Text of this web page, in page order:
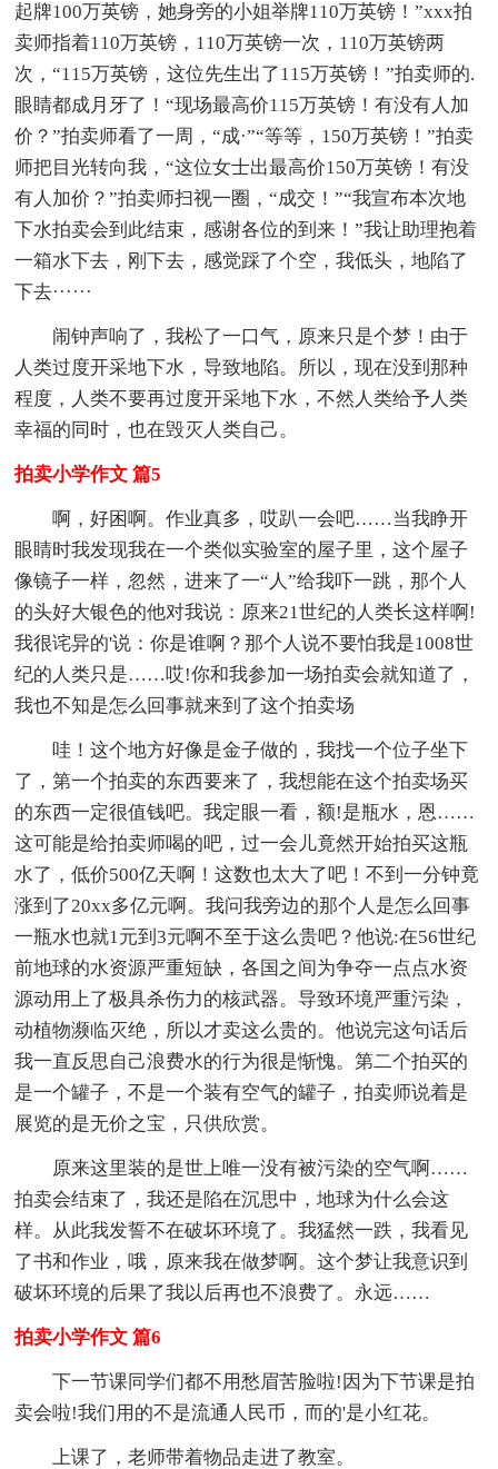
起牌100万英镑，她身旁的小姐举牌110万英镑！”xxx拍
卖师指着110万英镑，110万英镑一次，110万英镑两
次，“115万英镑，这位先生出了115万英镑！”拍卖师的.
眼睛都成月牙了！“现场最高价115万英镑！有没有人加
价？”拍卖师看了一周，“成·”“等等，150万英镑！”拍卖
师把目光转向我，“这位女士出最高价150万英镑！有没
有人加价？”拍卖师扫视一圈，“成交！”“我宣布本次地
下水拍卖会到此结束，感谢各位的到来！”我让助理抱着
一箱水下去，刚下去，感觉踩了个空，我低头，地陷了
下去······
闹钟声响了，我松了一口气，原来只是个梦！由于
人类过度开采地下水，导致地陷。所以，现在没到那种
程度，人类不要再过度开采地下水，不然人类给予人类
幸福的同时，也在毁灭人类自己。
拍卖小学作文 篇5
啊，好困啊。作业真多，哎趴一会吧……当我睁开
眼睛时我发现我在一个类似实验室的屋子里，这个屋子
像镜子一样，忽然，进来了一“人”给我吓一跳，那个人
的头好大银色的他对我说：原来21世纪的人类长这样啊!
我很诧异的'说：你是谁啊？那个人说不要怕我是1008世
纪的人类只是……哎!你和我参加一场拍卖会就知道了，
我也不知是怎么回事就来到了这个拍卖场
哇！这个地方好像是金子做的，我找一个位子坐下
了，第一个拍卖的东西要来了，我想能在这个拍卖场买
的东西一定很值钱吧。我定眼一看，额!是瓶水，恩……
这可能是给拍卖师喝的吧，过一会儿竟然开始拍买这瓶
水了，低价500亿天啊！这数也太大了吧！不到一分钟竟
涨到了20xx多亿元啊。我问我旁边的那个人是怎么回事
一瓶水也就1元到3元啊不至于这么贵吧？他说:在56世纪
前地球的水资源严重短缺，各国之间为争夺一点点水资
源动用上了极具杀伤力的核武器。导致环境严重污染，
动植物濒临灭绝，所以才卖这么贵的。他说完这句话后
我一直反思自己浪费水的行为很是惭愧。第二个拍买的
是一个罐子，不是一个装有空气的罐子，拍卖师说着是
展览的是无价之宝，只供欣赏。
原来这里装的是世上唯一没有被污染的空气啊……
拍卖会结束了，我还是陷在沉思中，地球为什么会这
样。从此我发誓不在破坏环境了。我猛然一跌，我看见
了书和作业，哦，原来我在做梦啊。这个梦让我意识到
破坏环境的后果了我以后再也不浪费了。永远……
拍卖小学作文 篇6
下一节课同学们都不用愁眉苦脸啦!因为下节课是拍
卖会啦!我们用的不是流通人民币，而的'是小红花。
上课了，老师带着物品走进了教室。